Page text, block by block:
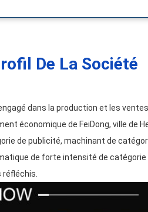
De La Société
dans la production et les
économique de FeiDong, ville de
de publicité, machinant de
de forte intensité de